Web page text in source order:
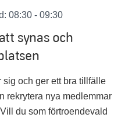
08:30 - 09:30
synas och
och ger ett bra tillfälle
rekrytera nya medlemmar
du som förtroendevald